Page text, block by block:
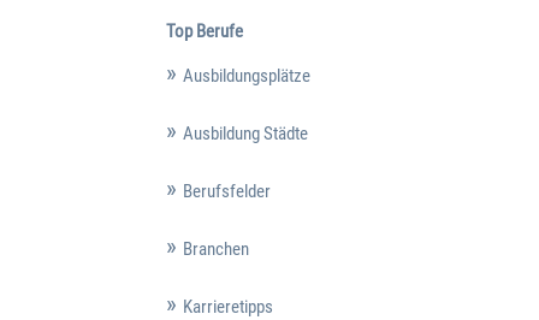
Top Berufe
Ausbildungsplätze
Ausbildung Städte
Berufsfelder
Branchen
Karrieretipps